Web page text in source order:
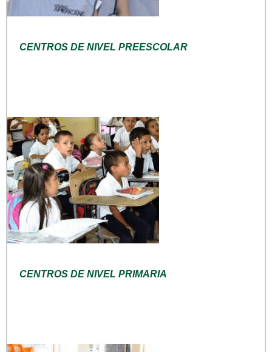
CENTROS DE NIVEL PREESCOLAR
CENTROS DE NIVEL PRIMARIA